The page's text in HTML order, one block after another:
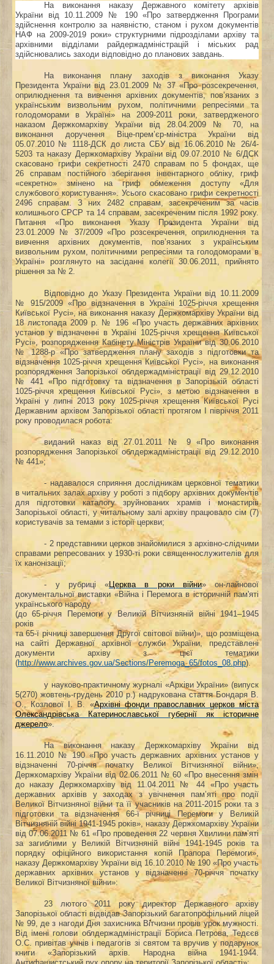
На виконання наказу Державного комітету архівів
України від 10.11.2009 № 190 «Про затвердження Програми
здійснення контролю за наявністю, станом і рухом документів
НАФ на 2009-2019 роки» структурними підрозділами архіву та
архівними відділами райдержадміністрацій і міських рад
здійснювались заходи відповідно до планових завдань.
На виконання плану заходів з виконання Указу
Президента України від 23.01.2009 № 37 «Про розсекречення,
оприлюднення та вивчення архівних документів, пов’язаних з
українським визвольним рухом, політичними репресіями та
голодоморами в Україні» на 2009-2011 роки, затвердженого
наказом Держкомархіву України від 28.04.2009 № 70, на
виконання доручення Віце-прем’єр-міністра України від
05.07.2010 № 1118-ДСК до листа СБУ від 16.06.2010 № 26/4-
5203 та наказу Держкомархіву України від 09.07.2010 № 6/ДСК
скасовано грифи секретності 2470 справам по 5 фондах, ще
26 справам постійного зберігання інвентарного обліку, гриф
«секретно» змінено на гриф обмеження доступу «Для
службового користування». Усього скасовано грифи секретності
2496 справам. З них 2482 справам, засекреченим за часів
колишнього СРСР та 14 справам, засекреченим після 1992 року.
Питання «Провиконання Указу Президента України від
23.01.2009 № 37/2009 «Про розсекречення, оприлюднення та
вивчення архівних документів, пов’язаних з українським
визвольним рухом, політичними репресіями та голодоморами в
Україні» розглянуто на засіданні колегії 30.06.2011, прийнято
рішення за № 2.
Відповідно до Указу Президента України від 10.11.2009
№ 915/2009 «Про відзначення в Україні 1025-річчя хрещення
Київської Русі», на виконання наказу Держкомархіву України від
18 листопада 2009 р. № 196 «Про участь державних архівних
установ у відзначенні в Україні 1025‑річчя хрещення Київської
Русі», розпорядження Кабінету Міністрів України від 30.06.2010
№ 1288-р «Про затвердження плану заходів з підготовки та
відзначення 1025-річчя хрещення Київської Русі», на виконання
розпорядження Запорізької облдержадміністрації від 29.12.2010
№ 441 «Про підготовку та відзначення в Запорізькій області
1025-річчя хрещення Київської Русі» , з метою відзначення в
Україні у липні 2013 року 1025-річчя хрещення Київської Русі
Державним архівом Запорізької області протягом І півріччя 2011
року проводилася робота:
виданий наказ від 27.01.2011 № 9 «Про виконання
розпорядження Запорізької облдержадміністрації від 29.12.2010
№ 441»;
‑ надавалося сприяння дослідникам церковної тематики
в читальних залах архіву у роботі з підбору архівних документів
для підготовки каталогу зруйнованих храмів і монастирів
Запорізької області, у читальному залі архіву працювало сім (7)
користувачів за темами з історії церкви;
‑ 2 представники церков знайомилися з архівно-слідчими
справами репресованих у 1930‑ті роки священнослужителів для
їх канонізації;
‑ у рубриці «Церква в роки війни» он-лайнової
документальної виставки «Війна і Перемога в історичній пам'яті
українського народу
(до 65-річчя Перемоги у Великій Вітчизняній війні 1941–1945
років
та 65-ї річниці завершення Другої світової війни)», що розміщена
на сайті Державної архівної служби України, представлені
документи архіву з цієї тематики
(http://www.archives.gov.ua/Sections/Peremoga_65/fotos_08.php).
у науково-практичному журналі «Архіви України» (випуск
5(270) жовтень-грудень 2010 р.) надрукована стаття Бондаря В.
О., Козлової І. В.
«Архівні фонди православних церков міста
Олександрівська Катеринославської губернії як історичне
джерело».
На виконання наказу Держкомархіву України від
16.11.2010 № 190 «Про участь державних архівних установ у
відзначенні 70-річчя початку Великої Вітчизняної війни»,
Держкомархіву України від 02.06.2011 № 60 «Про внесення змін
до наказу Держкомархіву від 11.04.2011 № 44 «Про участь
державних архівів у заходах з увічнення пам’яті про події
Великої Вітчизняної війни та її учасників на 2011-2015 роки та з
підготовки та відзначення 66-ї річниці Перемоги у Великій
Вітчизняній війні 1941-1945 років», наказу Держкомархіву України
від 07.06.2011 № 61 «Про проведення 22 червня Хвилини пам’яті
за загиблими у Великій Вітчизняній війні 1941-1945 років та
порядку офіційного використання копій Прапора Перемоги»,
наказу Держкомархіву України від 16.10.2010 № 190 «Про участь
державних архівних установ у відзначенні70-річчя початку
Великої Вітчизняної війни»:
23 лютого 2011 року директор Державного архіву
Запорізької області відвідав Запорізький багатопрофільний ліцей
№ 99, де з нагоди Дня захисника Вітчизни провів урок мужності.
Від імені голови облдержадміністрації Бориса Петрова, Тедєєв
О.С. привітав учнів і педагогів зі святом та вручив у подарунок
книги «Запорізький архів. Народна війна 1941-1944.